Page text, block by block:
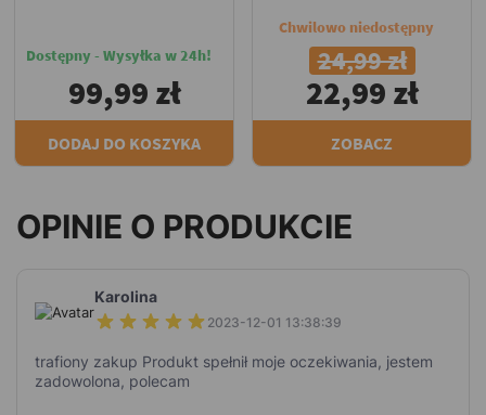
Dostępny - Wysyłka w 24h!
99,99 zł
DODAJ DO KOSZYKA
Chwilowo niedostępny
24,99 zł
22,99 zł
ZOBACZ
OPINIE O PRODUKCIE
Karolina
2023-12-01 13:38:39
trafiony zakup Produkt spełnił moje oczekiwania, jestem
zadowolona, polecam